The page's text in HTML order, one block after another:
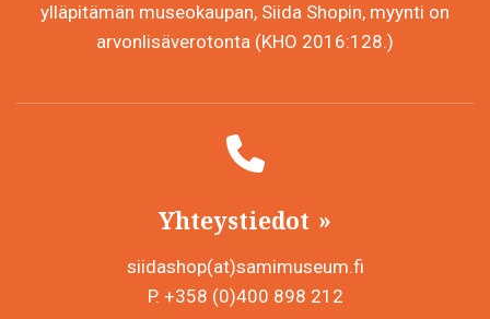
ylläpitämän museokaupan, Siida Shopin, myynti on
arvonlisäverotonta (KHO 2016:128.)
Yhteystiedot
siidashop(at)samimuseum.fi
P. +358 (0)400 898 212